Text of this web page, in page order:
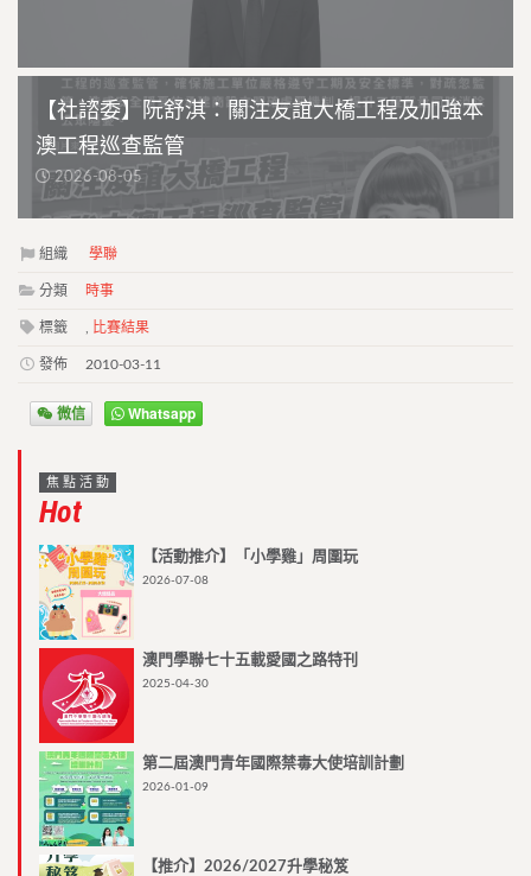
【社諮委】阮舒淇：關注友誼大橋工程及加強本
澳工程巡查監管
2026-08-05
組織 學聯
分類 時事
標籤 比賽結果
發佈 2010-03-11
微信 Whatsapp
焦點活動
Hot
【活動推介】「小學雞」周圍玩
2026-07-08
澳門學聯七十五載愛國之路特刊
2025-04-30
第二屆澳門青年國際禁毒大使培訓計劃
2026-01-09
【推介】2026/2027升學秘笈